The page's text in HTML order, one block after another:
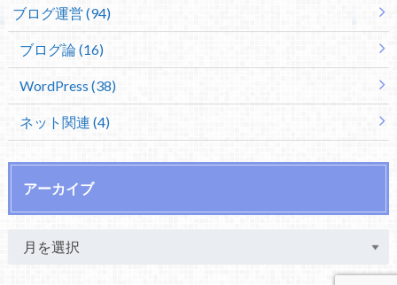
ブログ運営 (94)
ブログ論 (16)
WordPress (38)
ネット関連 (4)
アーカイブ